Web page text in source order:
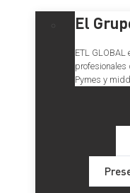
El
ETL
profesionales
Pymes y